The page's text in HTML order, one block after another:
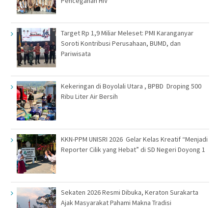
Target Rp 1,9 Miliar Meleset: PMI Karanganyar
Soroti Kontribusi Perusahaan, BUMD, dan
Pariwisata
Kekeringan di Boyolali Utara , BPBD Droping 500
Ribu Liter Air Bersih
KKN-PPM UNISRI 2026 Gelar Kelas Kreatif “Menjadi
Reporter Cilik yang Hebat” di SD Negeri Doyong 1
Sekaten 2026 Resmi Dibuka, Keraton Surakarta
Ajak Masyarakat Pahami Makna Tradisi